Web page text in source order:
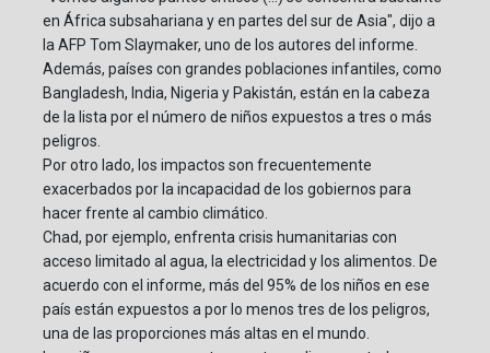
en África subsahariana y en partes del sur de Asia", dijo a
la AFP Tom Slaymaker, uno de los autores del informe.
Además, países con grandes poblaciones infantiles, como
Bangladesh, India, Nigeria y Pakistán, están en la cabeza
de la lista por el número de niños expuestos a tres o más
peligros.
Por otro lado, los impactos son frecuentemente
exacerbados por la incapacidad de los gobiernos para
hacer frente al cambio climático.
Chad, por ejemplo, enfrenta crisis humanitarias con
acceso limitado al agua, la electricidad y los alimentos. De
acuerdo con el informe, más del 95% de los niños en ese
país están expuestos a por lo menos tres de los peligros,
una de las proporciones más altas en el mundo.